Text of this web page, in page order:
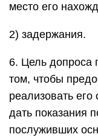
место его
2) задержания.
6. Цель допроса
том, чтобы
реализовать
дать показания
послуживших